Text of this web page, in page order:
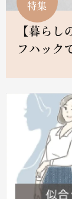
特集
【暮ら
フハック